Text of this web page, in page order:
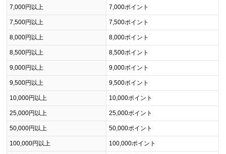
7,000円以上 7,000ポイント
7,500円以上 7,500ポイント
8,000円以上 8,000ポイント
8,500円以上 8,500ポイント
9,000円以上 9,000ポイント
9,500円以上 9,500ポイント
10,000円以上 10,000ポイント
25,000円以上 25,000ポイント
50,000円以上 50,000ポイント
100,000円以上 100,000ポイント